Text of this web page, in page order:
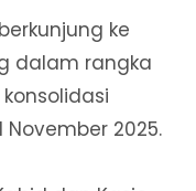
ke
dalam rangka
November 2025.